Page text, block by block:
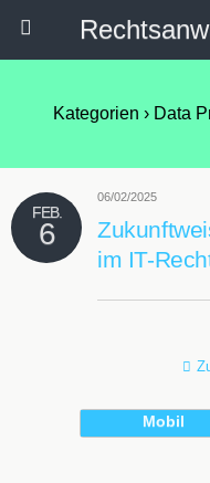
Kategorien ›Data
FEB.
6
06/02/2025
im IT-
Mobil